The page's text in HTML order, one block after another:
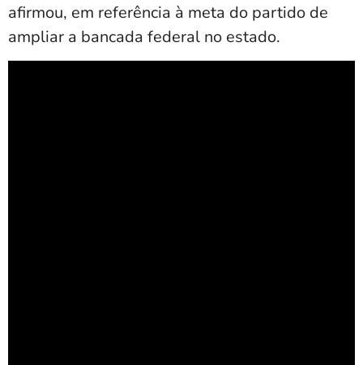
afirmou, em referência à meta do partido de
ampliar a bancada federal no estado.